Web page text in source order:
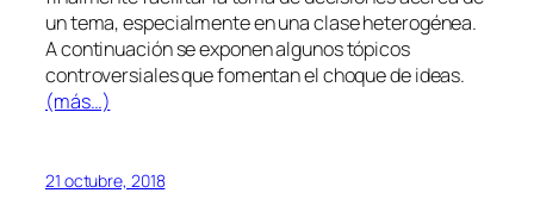
un tema, especialmente en una clase heterogénea.
A continuación se exponen algunos tópicos
controversiales que fomentan el choque de ideas.
(más…)
21 octubre, 2018